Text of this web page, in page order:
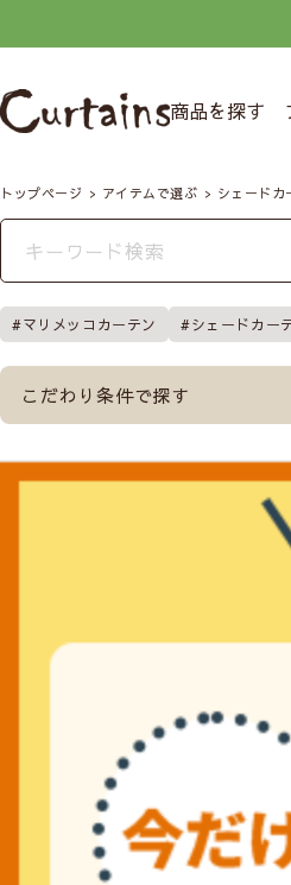
商品を探す
トップページ アイテムで選ぶ シェードカ
マリメッコカーテン シェードカー
こだわり条件で探す